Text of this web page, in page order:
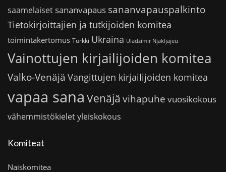
saamelaiset sananvapaus sananvapauspalkinto
Tietokirjoittajien ja tutkijoiden komitea
toimintakertomus Turkki Ukraina Uladzimir Njakljajeu
Vainottujen kirjailijoiden komitea
Valko-Venäjä Vangittujen kirjailijoiden komitea
vapaa sana Venäjä vihapuhe vuosikokous
vähemmistökieletyleiskokous
Komiteat
Naiskomitea